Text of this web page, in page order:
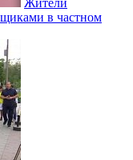
в частном